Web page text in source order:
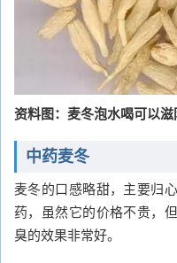
资料图：麦冬泡水喝可以滋
中药麦冬
麦冬的口感略甜，主要归
药，虽然它的价格不贵，
臭的效果非常好。